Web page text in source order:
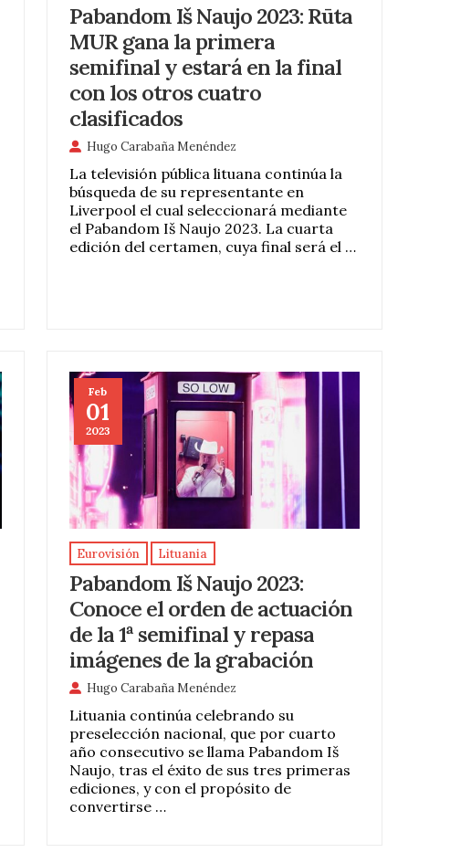
Pabandom Iš Naujo 2023: Rūta
MUR gana la primera
semifinal y estará en la final
con los otros cuatro
clasificados
Hugo Carabaña Menéndez
La televisión pública lituana continúa la
búsqueda de su representante en
Liverpool el cual seleccionará mediante
el Pabandom Iš Naujo 2023. La cuarta
edición del certamen, cuya final será el …
Feb
01
2023
Eurovisión Lituania
Pabandom Iš Naujo 2023:
Conoce el orden de actuación
de la 1ª semifinal y repasa
imágenes de la grabación
Hugo Carabaña Menéndez
Lituania continúa celebrando su
preselección nacional, que por cuarto
año consecutivo se llama Pabandom Iš
Naujo, tras el éxito de sus tres primeras
ediciones, y con el propósito de
convertirse …